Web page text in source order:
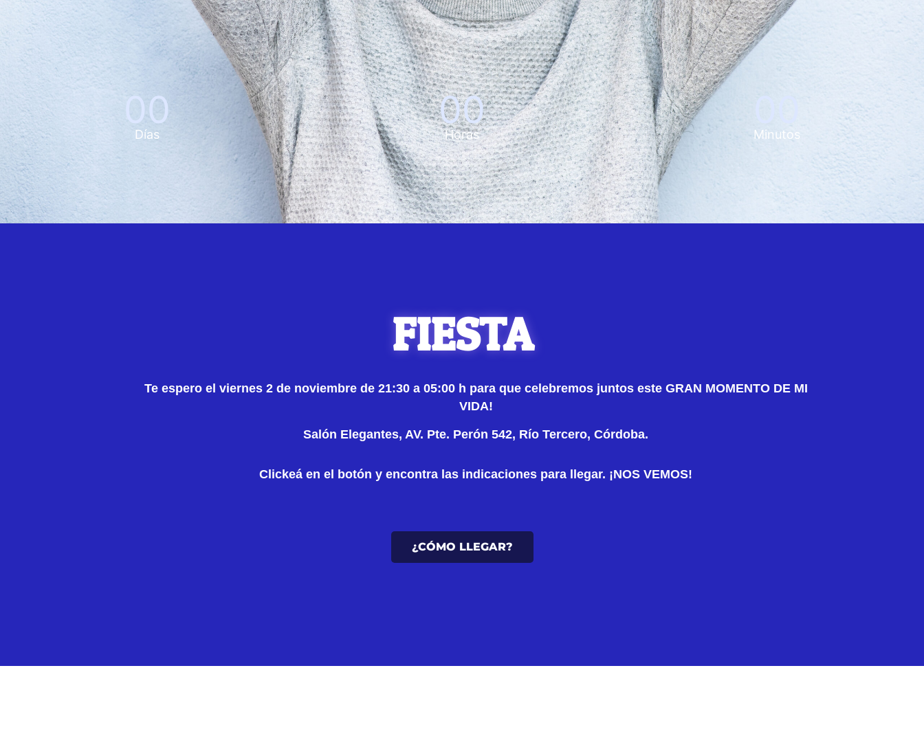
00
Días
00
Horas
00
Minutos
FIESTA
Te espero el viernes 2 de noviembre de 21:30 a 05:00 h para que celebremos juntos este GRAN MOMENTO DE MI
VIDA!
Salón Elegantes, AV. Pte. Perón 542, Río Tercero, Córdoba.
Clickeá en el botón y encontra las indicaciones para llegar. ¡NOS VEMOS!
¿CÓMO LLEGAR?